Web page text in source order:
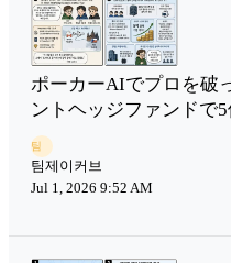
ポーカーAIでプロを破
ントヘッジファンドで
팀
팀제이커브
Jul 1, 2026 9:52 AM